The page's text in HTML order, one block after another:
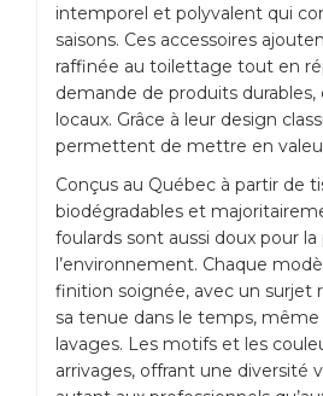
intemporel et polyvalent qui
saisons. Ces accessoires
raffinée au toilettage tout en
demande de produits
locaux. Grâce à leur design
permettent de mettre en
Conçus au Québec à partir de
biodégradables et
foulards sont aussi doux pour
l’environnement. Chaque
finition soignée, avec un surjet
sa tenue dans le temps, même
lavages. Les motifs et les
arrivages, offrant une diversité